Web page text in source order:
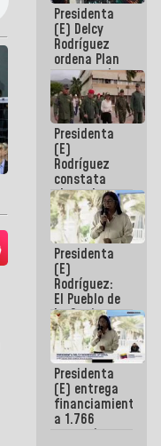
Presidenta
(E) Delcy
Rodríguez
ordena Plan
maestro de
desarrollo
logístico y
turístico
para La
Guaira
Presidenta
(E)
Rodríguez
constata
obras de
rehabilitación
de Escuela
Militar de
Mamo en La
Guaira
Presidenta
(E)
Rodríguez:
El Pueblo de
La Guaira
siempre
estará
acompañada
por el
Gobierno
Nacional
Presidenta
(E) entrega
financiamientos
a 1.766
comerciantes